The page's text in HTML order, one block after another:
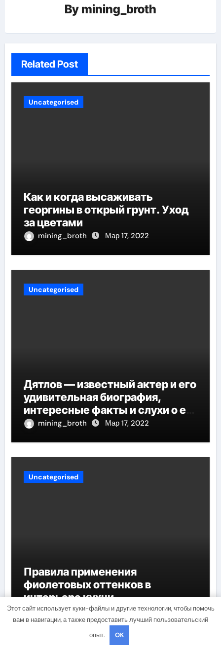
By mining_broth
Related Post
Uncategorised
Как и когда высаживать
георгины в открый грунт. Уход
за цветами
mining_broth Мар 17, 2022
Uncategorised
Дятлов — известный актер и его
удивительная биография,
интересные факты и слухи о его
личной жизни
mining_broth Мар 17, 2022
Uncategorised
Правила применения
фиолетовых оттенков в
интерьере кухни
mining_broth Мар 17, 2022
Этот сайт использует куки-файлы и другие технологии, чтобы помочь
вам в навигации, а также предоставить лучший пользовательский
опыт.
OK